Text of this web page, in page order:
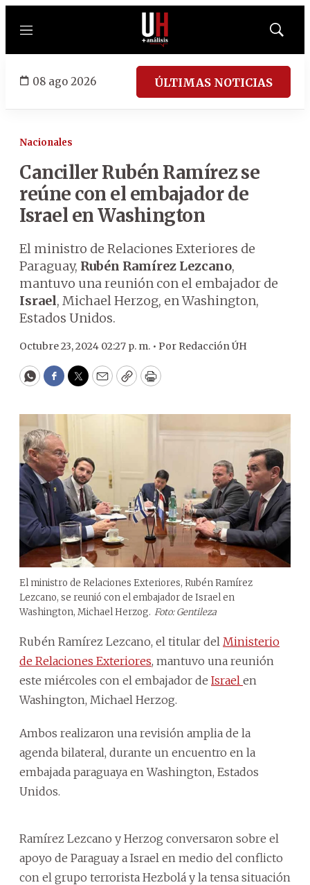
Menú
Mostrar
08 ago 2026 ÚLTIMAS NOTICIAS
Nacionales
Canciller Rubén Ramírez se
reúne con el embajador de
Israel en Washington
El ministro de Relaciones Exteriores de
Paraguay, Rubén Ramírez Lezcano,
mantuvo una reunión con el embajador de
Israel, Michael Herzog, en Washington,
Estados Unidos.
Octubre 23, 2024 02:27 p. m. • Por Redacción ÚH
WhatsApp
Facebook
Twitter
EmailCopyPrint
El ministro de Relaciones Exteriores, Rubén Ramírez
Lezcano, se reunió con el embajador de Israel en
Washington, Michael Herzog. Foto: Gentileza
Rubén Ramírez Lezcano, el titular del Ministerio
de Relaciones Exteriores, mantuvo una reunión
este miércoles con el embajador de Israel en
Washington, Michael Herzog.
Ambos realizaron una revisión amplia de la
agenda bilateral, durante un encuentro en la
embajada paraguaya en Washington, Estados
Unidos.
Ramírez Lezcano y Herzog conversaron sobre el
apoyo de Paraguay a Israel en medio del conflicto
con el grupo terrorista Hezbolá y la tensa situación